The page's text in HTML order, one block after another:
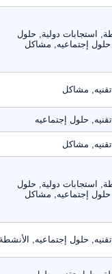
استجابات دولية, حلول
إجتماعيه, مشاكل
مشاكل
حلول إجتماعيه
مشاكل
استجابات دولية, حلول
إجتماعيه, مشاكل
حلول إجتماعيه, الأنشطة